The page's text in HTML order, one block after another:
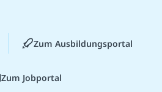
Zum Ausbildungsportal
Zum Jobportal